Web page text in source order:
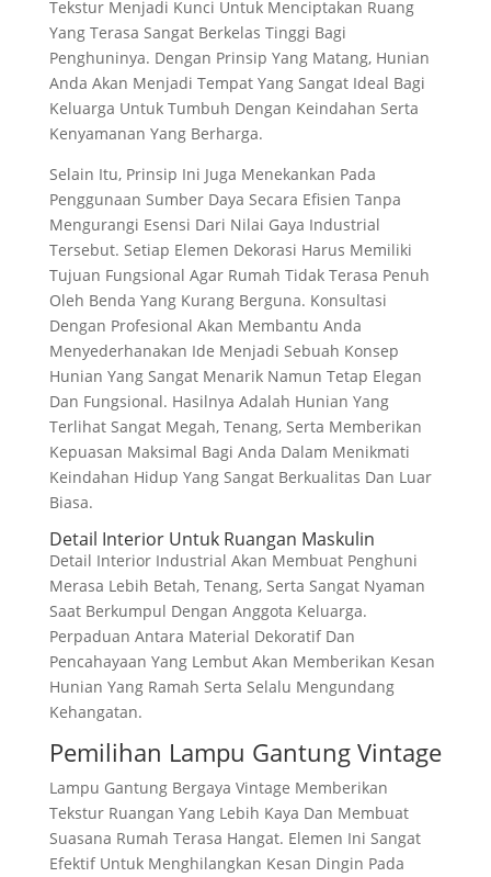
Tekstur Menjadi Kunci Untuk Menciptakan Ruang
Yang Terasa Sangat Berkelas Tinggi Bagi
Penghuninya. Dengan Prinsip Yang Matang, Hunian
Anda Akan Menjadi Tempat Yang Sangat Ideal Bagi
Keluarga Untuk Tumbuh Dengan Keindahan Serta
Kenyamanan Yang Berharga.
Selain Itu, Prinsip Ini Juga Menekankan Pada
Penggunaan Sumber Daya Secara Efisien Tanpa
Mengurangi Esensi Dari Nilai Gaya Industrial
Tersebut. Setiap Elemen Dekorasi Harus Memiliki
Tujuan Fungsional Agar Rumah Tidak Terasa Penuh
Oleh Benda Yang Kurang Berguna. Konsultasi
Dengan Profesional Akan Membantu Anda
Menyederhanakan Ide Menjadi Sebuah Konsep
Hunian Yang Sangat Menarik Namun Tetap Elegan
Dan Fungsional. Hasilnya Adalah Hunian Yang
Terlihat Sangat Megah, Tenang, Serta Memberikan
Kepuasan Maksimal Bagi Anda Dalam Menikmati
Keindahan Hidup Yang Sangat Berkualitas Dan Luar
Biasa.
Detail Interior Untuk Ruangan Maskulin
Detail Interior Industrial Akan Membuat Penghuni
Merasa Lebih Betah, Tenang, Serta Sangat Nyaman
Saat Berkumpul Dengan Anggota Keluarga.
Perpaduan Antara Material Dekoratif Dan
Pencahayaan Yang Lembut Akan Memberikan Kesan
Hunian Yang Ramah Serta Selalu Mengundang
Kehangatan.
Pemilihan Lampu Gantung Vintage
Lampu Gantung Bergaya Vintage Memberikan
Tekstur Ruangan Yang Lebih Kaya Dan Membuat
Suasana Rumah Terasa Hangat. Elemen Ini Sangat
Efektif Untuk Menghilangkan Kesan Dingin Pada